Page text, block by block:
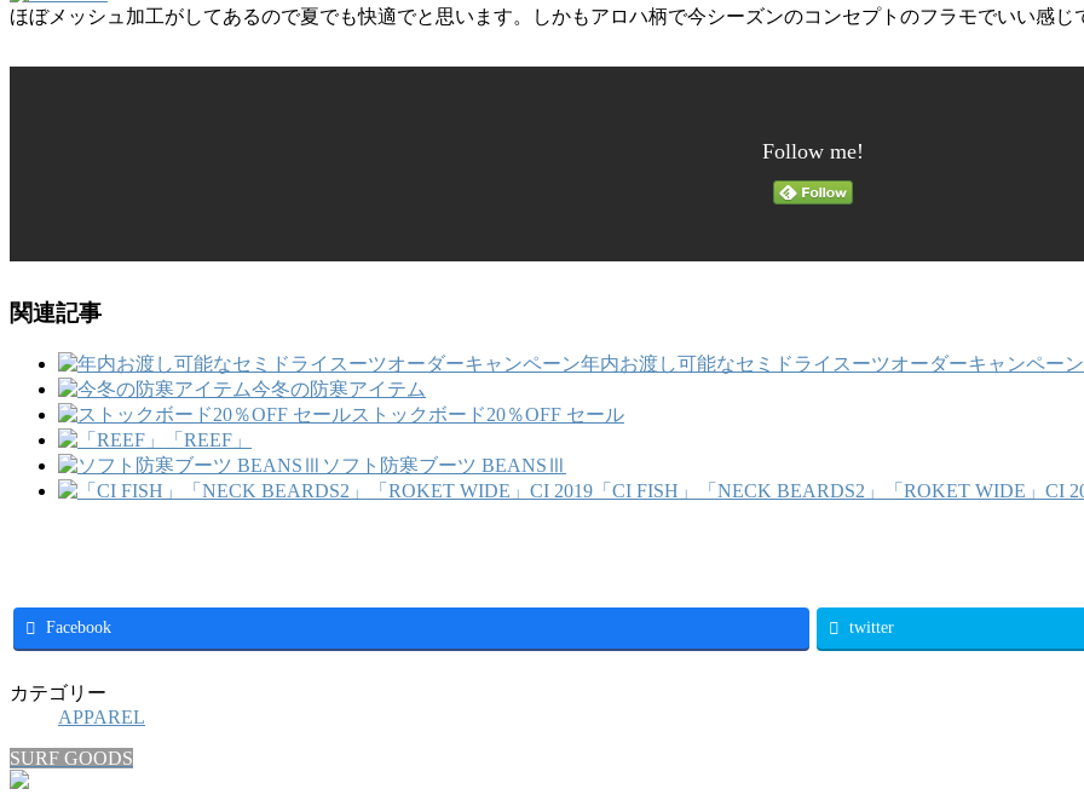
ほぼメッシュ加工がしてあるので夏でも快適でと思います。しかもアロハ柄で今シーズンのコンセプトのフラモでいい感じ
Follow me!
関連記事
年内お渡し可能なセミドライスーツオーダーキャンペーン
今冬の防寒アイテム
ストックボード20％OFF セール
「REEF」
ソフト防寒ブーツ BEANSⅢ
「CI FISH」「NECK BEARDS2」「ROKET WIDE」CI
Facebook twitter
カテゴリー
APPAREL
SURF GOODS